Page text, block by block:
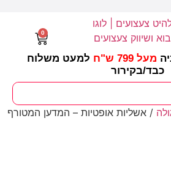
מעל 799 ש"ח
למעט משלוח
כבד/בקירור
0
/ אשליות אופטיות – המדען המטורף